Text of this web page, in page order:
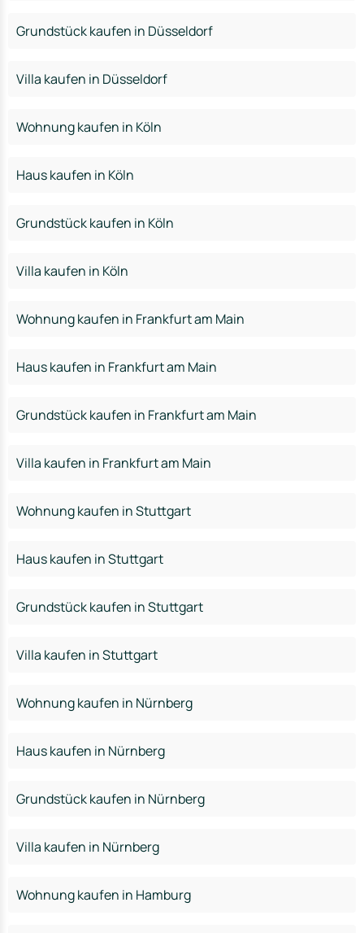
Grundstück kaufen in Düsseldorf
Villa kaufen in Düsseldorf
Wohnung kaufen in Köln
Haus kaufen in Köln
Grundstück kaufen in Köln
Villa kaufen in Köln
Wohnung kaufen in Frankfurt am Main
Haus kaufen in Frankfurt am Main
Grundstück kaufen in Frankfurt am Main
Villa kaufen in Frankfurt am Main
Wohnung kaufen in Stuttgart
Haus kaufen in Stuttgart
Grundstück kaufen in Stuttgart
Villa kaufen in Stuttgart
Wohnung kaufen in Nürnberg
Haus kaufen in Nürnberg
Grundstück kaufen in Nürnberg
Villa kaufen in Nürnberg
Wohnung kaufen in Hamburg